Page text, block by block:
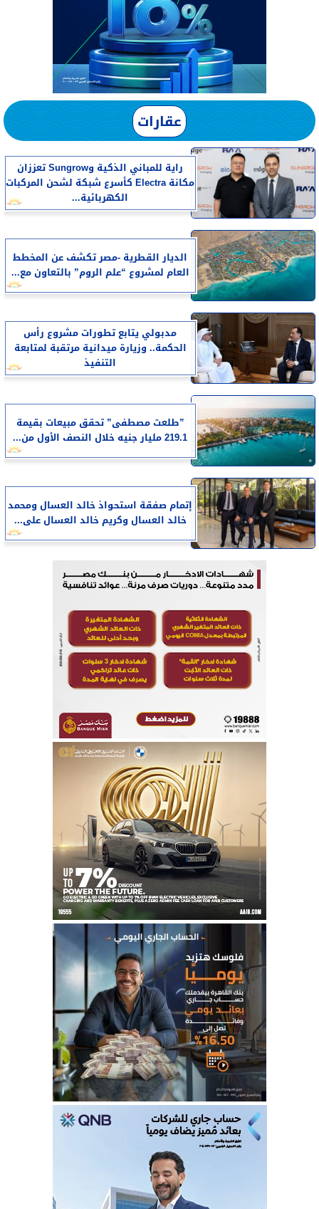
عقارات
راية للمباني الذكية وSungrow تعززان
مكانة Electra كأسرع شبكة لشحن المركبات
الكهربائية...
الديار القطرية -مصر تكشف عن المخطط
العام لمشروع “علم الروم” بالتعاون مع...
مدبولي يتابع تطورات مشروع رأس
الحكمة.. وزيارة ميدانية مرتقبة لمتابعة
التنفيذ
​”طلعت مصطفى” تحقق مبيعات بقيمة
219.1 مليار جنيه خلال النصف الأول من...
إتمام صفقة استحواذ خالد العسال ومحمد
خالد العسال وكريم خالد العسال على...